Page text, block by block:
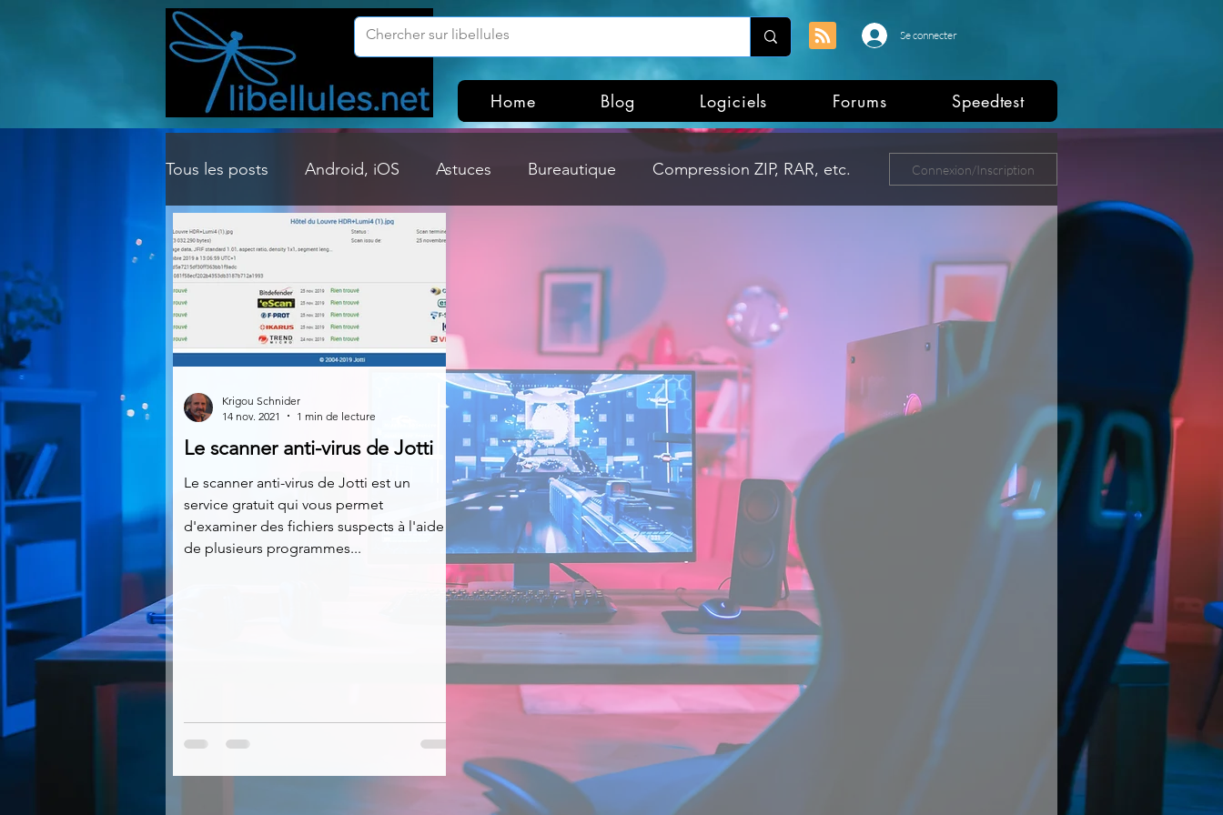
Se connecter
Home Blog Logiciels Forums Speedtest
Tous les posts Android, iOS Astuces Bureautique Compression ZIP, RAR, etc.
Customisation Windows Divers
Gestion Système Graphisme Internet
Linux Loisir et divertissement Mises à jour
Multimedia Navigateurs News Nirsoft Occupation disque
Photographie Réseaux Réseaux sociaux Sécurité Services en ligne
Logiciels les plus recherchés
Connexion/Inscription
Le scanner anti-virus de Jotti
Le scanner anti-virus de Jotti est un
service gratuit qui vous permet
d'examiner des fichiers suspects à l'aide
de plusieurs programmes...
Krigou Schnider
14 nov. 2021
1 min de lecture